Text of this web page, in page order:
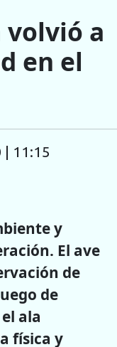
volvió a
en el
11:15
y
El ave
de
de
ala
física y